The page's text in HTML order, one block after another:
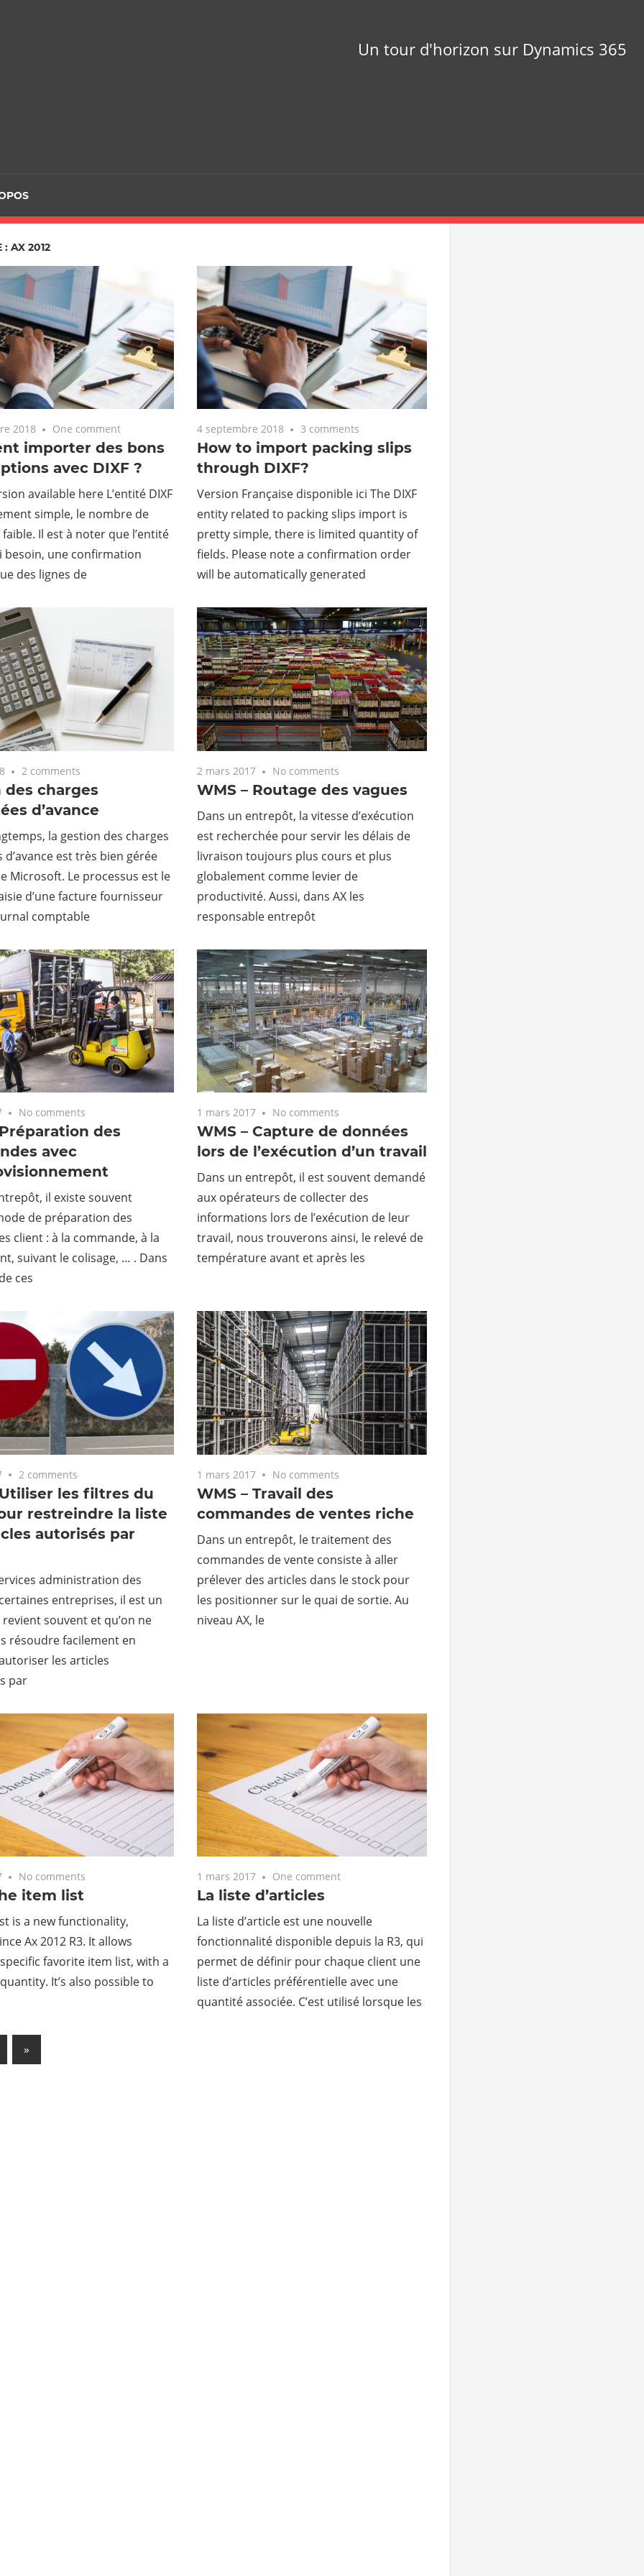
Un tour d'horizon sur Dynamics 365
: AX 2012
2018 One comment
importer des bons
avec DIXF ?
available here L’entité DIXF
simple, le nombre de
Il est à noter que l’entité
besoin, une confirmation
des lignes de
4 septembre 2018 3 comments
How to import packing slips
through DIXF?
Version Française disponible ici The DIXF
entity related to packing slips import is
pretty simple, there is limited quantity of
fields. Please note a confirmation order
will be automatically generated
2 comments
des charges
d’avance
la gestion des charges
d’avance est très bien gérée
Microsoft. Le processus est le
d’une facture fournisseur
comptable
2 mars 2017 No comments
WMS – Routage des vagues
Dans un entrepôt, la vitesse d’exécution
est recherchée pour servir les délais de
livraison toujours plus cours et plus
globalement comme levier de
productivité. Aussi, dans AX les
responsable entrepôt
No comments
des
avec
il existe souvent
de préparation des
client : à la commande, à la
suivant le colisage, … . Dans
ces
1 mars 2017 No comments
WMS – Capture de données
lors de l’exécution d’un travail
Dans un entrepôt, il est souvent demandé
aux opérateurs de collecter des
informations lors de l’exécution de leur
travail, nous trouverons ainsi, le relevé de
température avant et après les
2 comments
Utiliser les filtres du
restreindre la liste
autorisés par
administration des
entreprises, il est un
souvent et qu’on ne
résoudre facilement en
les articles
par
1 mars 2017 No comments
WMS – Travail des
commandes de ventes riche
Dans un entrepôt, le traitement des
commandes de vente consiste à aller
prélever des articles dans le stock pour
les positionner sur le quai de sortie. Au
niveau AX, le
No comments
item list
is a new functionality,
Ax 2012 R3. It allows
favorite item list, with a
It’s also possible to
1 mars 2017 One comment
La liste d’articles
La liste d’article est une nouvelle
fonctionnalité disponible depuis la R3, qui
permet de définir pour chaque client une
liste d’articles préférentielle avec une
quantité associée. C’est utilisé lorsque les
Next
Posts
»